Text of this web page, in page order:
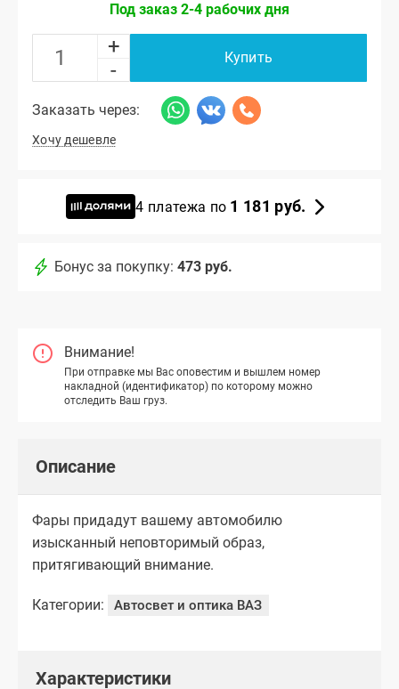
Под заказ 2-4 рабочих дня
+
-
Купить
Заказать через:
Хочу дешевле
4 платежа по 1 181 руб.
Бонус за покупку: 473 руб.
Внимание!
При отправке мы Вас оповестим и вышлем номер
накладной (идентификатор) по которому можно
отследить Ваш груз.
Описание
Фары придадут вашему автомобилю
изысканный неповторимый образ,
притягивающий внимание.
Категории: Автосвет и оптика ВАЗ
Характеристики